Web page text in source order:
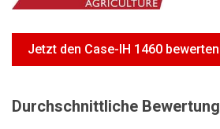
Motorsägen
Freischneider
Jetzt den Case-IH 1460 bewerten
Durchschnittliche Bewertung